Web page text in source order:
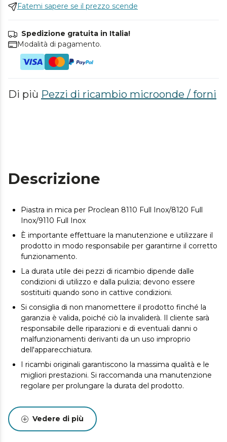
Fatemi sapere se il prezzo scende
Spedizione gratuita in Italia!
Modalità di pagamento.
Di più Pezzi di ricambio microonde / forni
Descrizione
Piastra in mica per Proclean 8110 Full Inox/8120 Full
Inox/9110 Full Inox
È importante effettuare la manutenzione e utilizzare il
prodotto in modo responsabile per garantirne il corretto
funzionamento.
La durata utile dei pezzi di ricambio dipende dalle
condizioni di utilizzo e dalla pulizia; devono essere
sostituiti quando sono in cattive condizioni.
Si consiglia di non manomettere il prodotto finché la
garanzia è valida, poiché ciò la invaliderà. Il cliente sarà
responsabile delle riparazioni e di eventuali danni o
malfunzionamenti derivanti da un uso improprio
dell'apparecchiatura.
I ricambi originali garantiscono la massima qualità e le
migliori prestazioni. Si raccomanda una manutenzione
regolare per prolungare la durata del prodotto.
Vedere di più